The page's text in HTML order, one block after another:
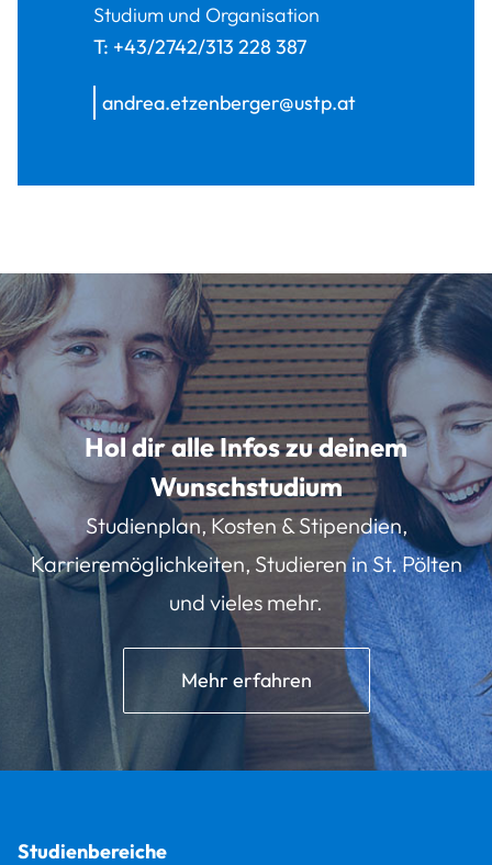
Studium und Organisation
T: +43/2742/313 228 387
andrea.etzenberger@ustp.at
Hol dir alle Infos zu deinem
Wunschstudium
Studienplan, Kosten & Stipendien,
Karrieremöglichkeiten, Studieren in St. Pölten
und vieles mehr.
Mehr erfahren
Studienbereiche